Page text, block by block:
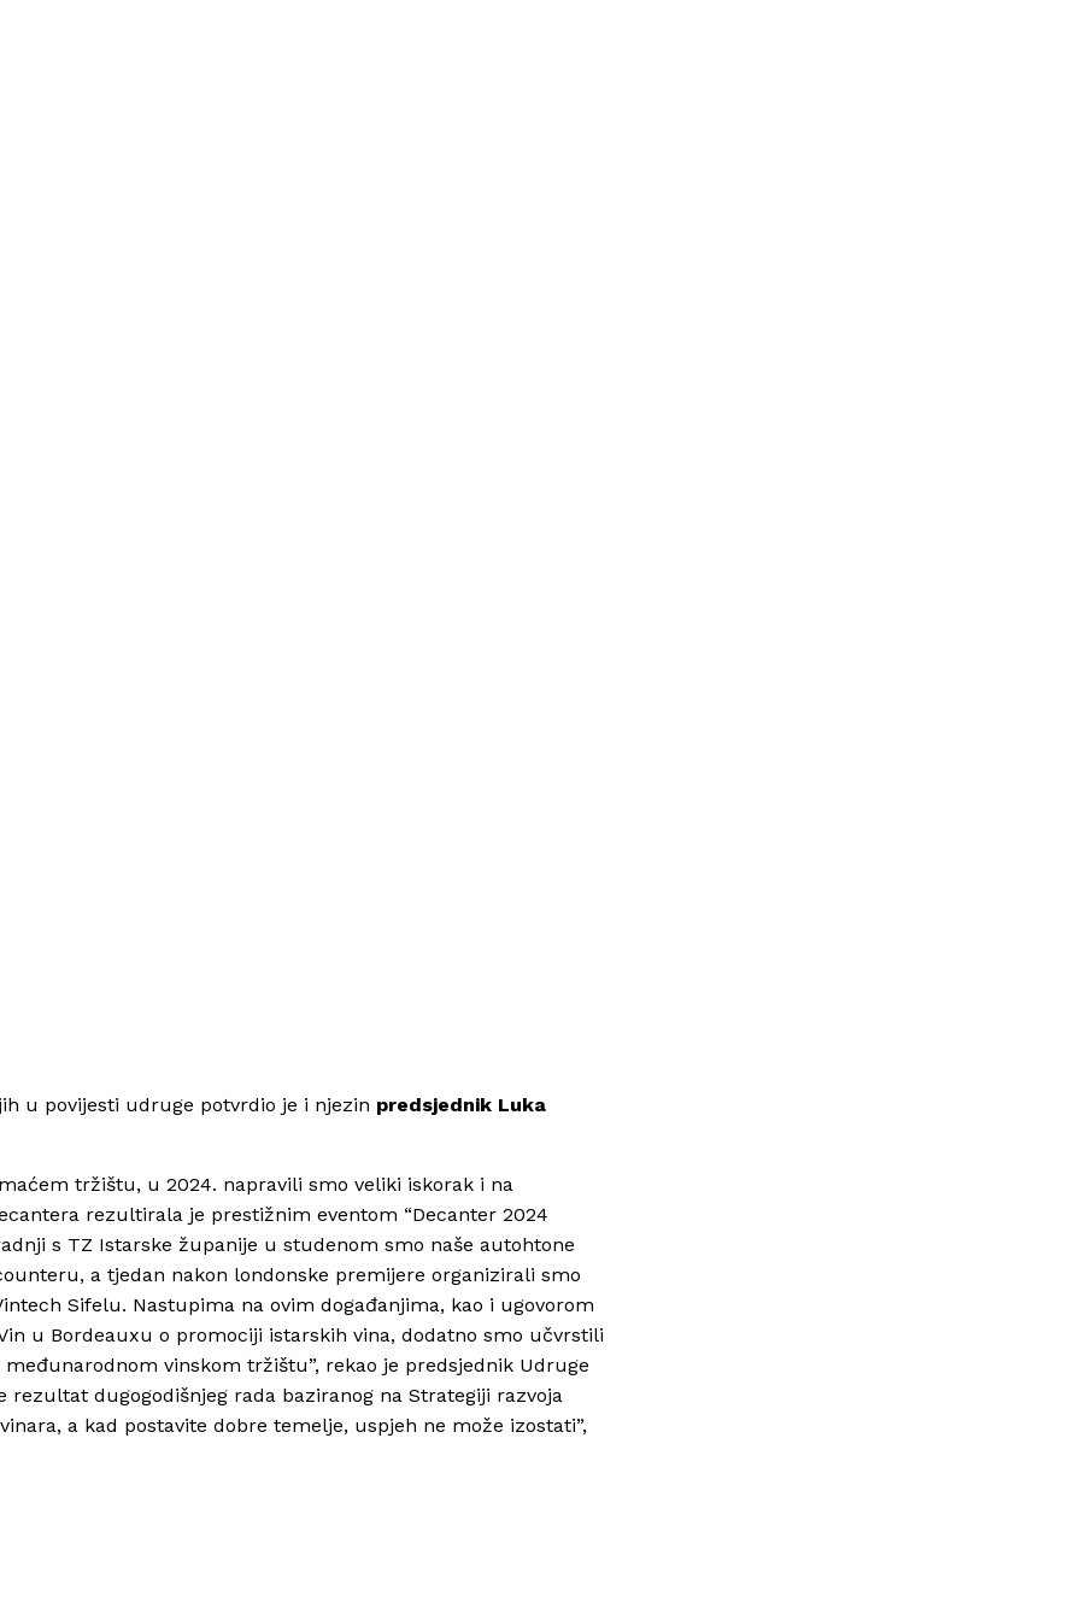
u povijesti udruge potvrdio je i njezin predsjednik Luka
tržištu, u 2024. napravili smo veliki iskorak i na
rezultirala je prestižnim eventom “Decanter 2024
s TZ Istarske županije u studenom smo naše autohtone
a tjedan nakon londonske premijere organizirali smo
Sifelu. Nastupima na ovim događanjima, kao i ugovorom
u Bordeauxu o promociji istarskih vina, dodatno smo učvrstili
vinskom tržištu”, rekao je predsjednik Udruge
rezultat dugogodišnjeg rada baziranog na Strategiji razvoja
a kad postavite dobre temelje, uspjeh ne može izostati”,